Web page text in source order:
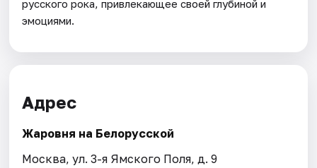
русского рока, привлекающее своей глубиной и
эмоциями.
Адрес
Жаровня на Белорусской
Москва, ул. 3-я Ямского Поля, д. 9